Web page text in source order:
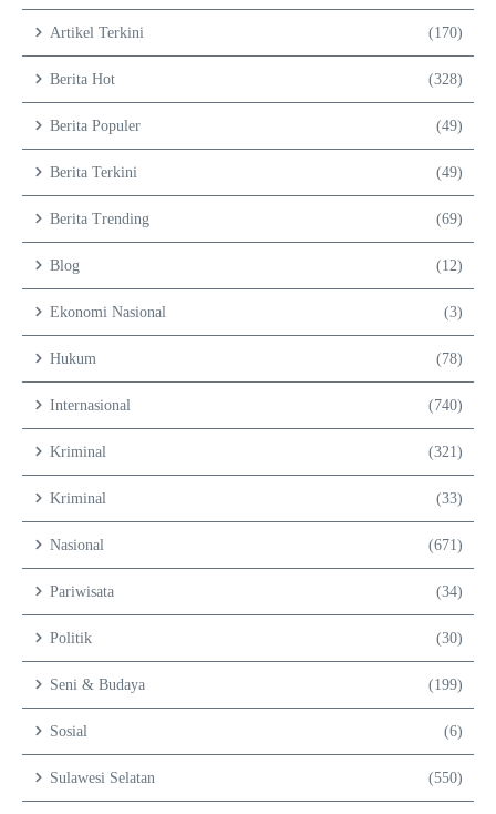
Artikel Terkini (170)
Berita Hot (328)
Berita Populer (49)
Berita Terkini (49)
Berita Trending (69)
Blog (12)
Ekonomi Nasional (3)
Hukum (78)
Internasional (740)
Kriminal (321)
Kriminal (33)
Nasional (671)
Pariwisata (34)
Politik (30)
Seni & Budaya (199)
Sosial (6)
Sulawesi Selatan (550)